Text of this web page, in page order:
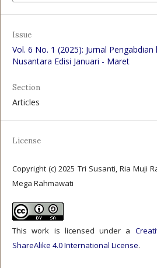
Issue
Vol. 6 No. 1 (2025): Jurnal
Nusantara Edisi Januari - Maret
Section
Articles
License
Copyright (c) 2025 Tri Susanti, Ria Muji
Mega Rahmawati
This work is licensed under a
ShareAlike 4.0 International License.